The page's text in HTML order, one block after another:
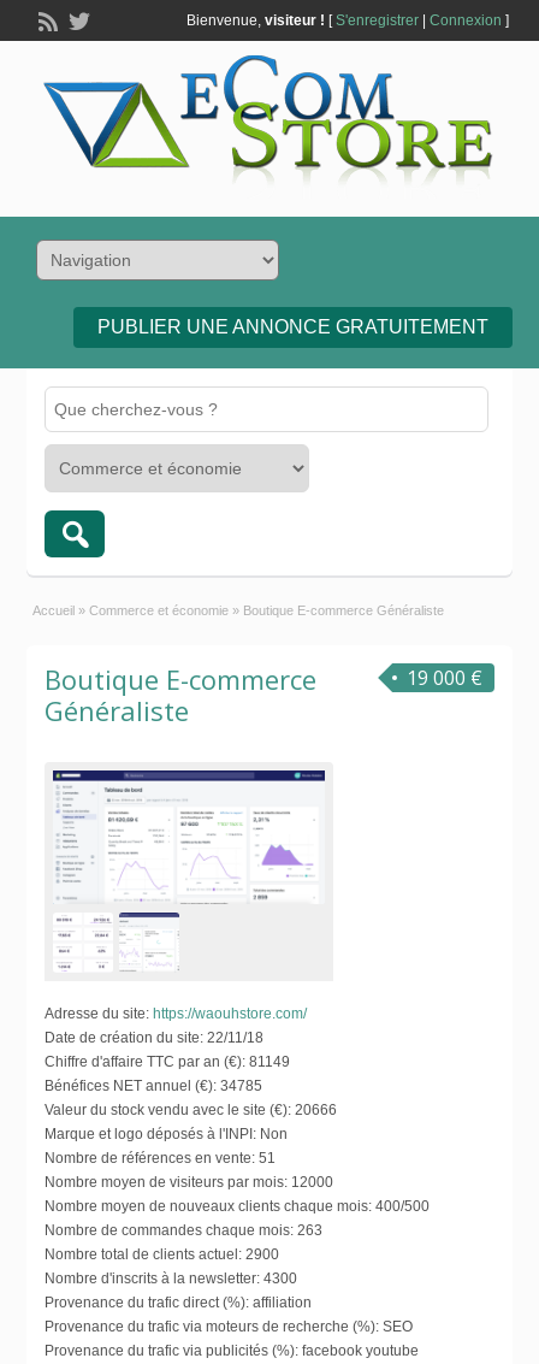
Bienvenue, visiteur ! [S'enregistrer| Connexion ]
PUBLIER UNE ANNONCE GRATUITEMENT
Accueil » Commerce et économie » Boutique E-commerce Généraliste
19 000 €
Boutique E-commerce
Généraliste
Adresse du site: https://waouhstore.com/
Date de création du site: 22/11/18
Chiffre d'affaire TTC par an (€): 81149
Bénéfices NET annuel (€): 34785
Valeur du stock vendu avec le site (€): 20666
Marque et logo déposés à l'INPI: Non
Nombre de références en vente: 51
Nombre moyen de visiteurs par mois: 12000
Nombre moyen de nouveaux clients chaque mois: 400/500
Nombre de commandes chaque mois: 263
Nombre total de clients actuel: 2900
Nombre d'inscrits à la newsletter: 4300
Provenance du trafic direct (%): affiliation
Provenance du trafic via moteurs de recherche (%): SEO
Provenance du trafic via publicités (%): facebook youtube